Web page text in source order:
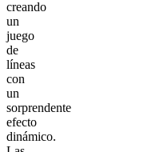
creando
un
juego
de
líneas
con
un
sorprendente
efecto
dinámico.